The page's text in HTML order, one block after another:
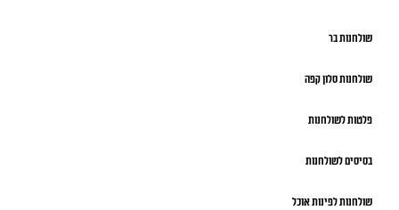
שולחנות בר
שולחנות סלון קפה
פלטות לשולחנות
בסיסים לשולחנות
שולחנות לפינות אוכל